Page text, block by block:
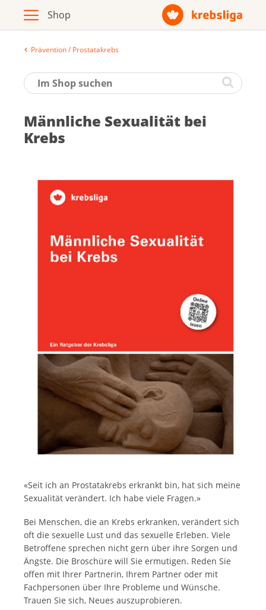
Archiv
Broschüren / Infomaterial
Produkte
Zur Krebsliga-Webseite
Français
Prävention / Prostatakrebs
Männ­li­che Se­xua­li­tät bei
Krebs
«Seit ich an Prostatakrebs erkrankt bin, hat sich meine
Sexualität verändert. Ich habe viele Fragen.»
Bei Menschen, die an Krebs erkranken, verändert sich
oft die sexuelle Lust und das sexuelle Erleben. Viele
Betroffene sprechen nicht gern über ihre Sorgen und
Ängste. Die Broschüre will Sie ermutigen. Reden Sie
offen mit Ihrer Partnerin, Ihrem Partner oder mit
Fachpersonen über Ihre Probleme und Wünsche.
Trauen Sie sich, Neues auszuprobieren.